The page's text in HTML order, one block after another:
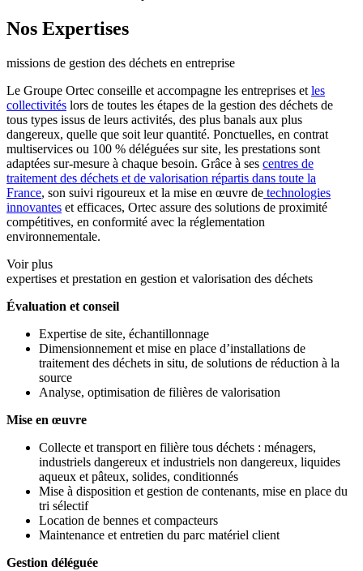
Nos Expertises
missions de gestion des déchets en entreprise
Le Groupe Ortec conseille et accompagne les entreprises et les
collectivités lors de toutes les étapes de la gestion des déchets de
tous types issus de leurs activités, des plus banals aux plus
dangereux, quelle que soit leur quantité. Ponctuelles, en contrat
multiservices ou 100 % déléguées sur site, les prestations sont
adaptées sur-mesure à chaque besoin. Grâce à ses centres de
traitement des déchets et de valorisation répartis dans toute la
France, son suivi rigoureux et la mise en œuvre de technologies
innovantes et efficaces, Ortec assure des solutions de proximité
compétitives, en conformité avec la réglementation
environnementale.
Voir plus
expertises et prestation en gestion et valorisation des déchets
Évaluation et conseil
Expertise de site, échantillonnage
Dimensionnement et mise en place d’installations de
traitement des déchets in situ, de solutions de réduction à la
source
Analyse, optimisation de filières de valorisation
Mise en œuvre
Collecte et transport en filière tous déchets : ménagers,
industriels dangereux et industriels non dangereux, liquides
aqueux et pâteux, solides, conditionnés
Mise à disposition et gestion de contenants, mise en place du
tri sélectif
Location de bennes et compacteurs
Maintenance et entretien du parc matériel client
Gestion déléguée